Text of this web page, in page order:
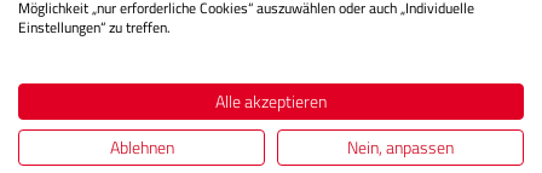
IN DEN WARENKORB
Möglichkeit „nur erforderliche Cookies“ auszuwählen oder auch „Individuelle
Einstellungen“ zu treffen.
Alle akzeptieren
Ablehnen
Nein, anpassen